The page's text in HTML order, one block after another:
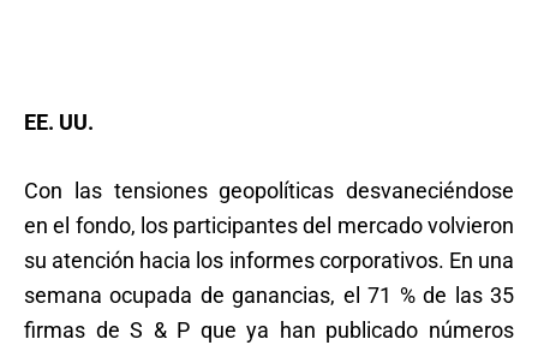
EE. UU.
Con las tensiones geopolíticas desvaneciéndose
en el fondo, los participantes del mercado volvieron
su atención hacia los informes corporativos. En una
semana ocupada de ganancias, el 71 % de las 35
firmas de S & P que ya han publicado números